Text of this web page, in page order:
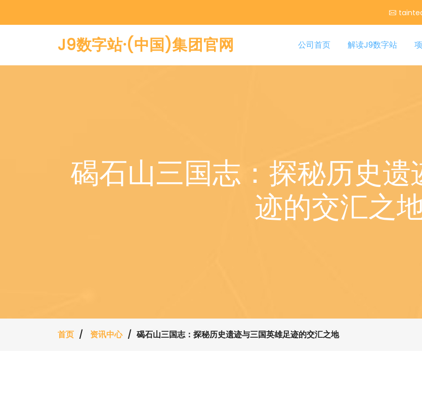
J9数字站·(中国)集团官网 公司首页 解读J9数字站
碣石山三国志：探秘历史
迹的交汇之
首页 资讯中心 碣石山三国志：探秘历史遗迹与三国英雄足迹的交汇之地